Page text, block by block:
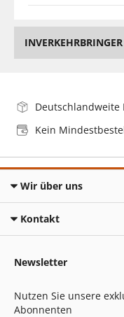
INVERKEHRBRINGER
Deutschlandweite
Kein
Wir über uns
Kontakt
Newsletter
Nutzen Sie unsere
Abonnenten